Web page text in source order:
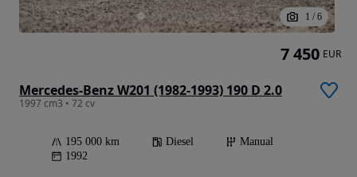
1 / 6
Mercedes-Benz W201 (1982-1993) 190 D 2.0
1997 cm3 • 72 cv
195 000 km Diesel
Manual
1992
7 450 EUR